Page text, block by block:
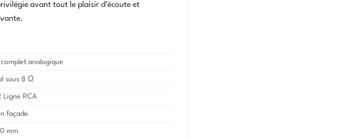
avant tout le plaisir d’écoute et
analogique
sous 8 Ω
Ligne RCA
façade
mm